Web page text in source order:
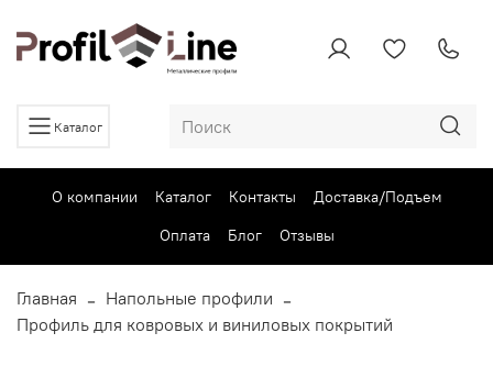
Каталог
О компании Каталог Контакты
Доставка/Подъем
Оплата
Блог Отзывы
Главная
Напольные профили
Профиль для ковровых и виниловых покрытий